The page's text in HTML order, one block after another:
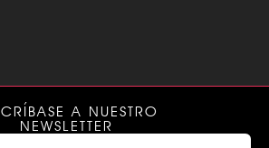
A NUESTRO
NEWSLETTER